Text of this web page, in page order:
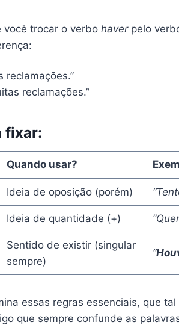
você trocar o verbohaverpelo
reclamações.”
reclamações.”
fixar:
Quando usar?
Ideia de oposição (porém)
Ideia de quantidade (+)
Sentido de existir (singular
sempre)
“
essas regras essenciais, que
que sempre confunde as